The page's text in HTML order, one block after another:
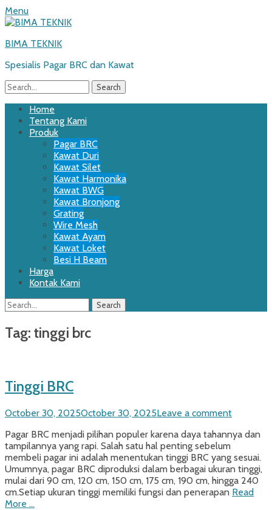
Menu
BIMA TEKNIK
Spesialis Pagar BRC dan Kawat
Search
for:
Primary
Menu
Skip
content
Home
Tentang Kami
Produk
Pagar BRC
Kawat Duri
Kawat Silet
Kawat Harmonika
Kawat BWG
Kawat Bronjong
Grating
Wire Mesh
Kawat Ayam
Kawat Loket
Besi H Beam
Harga
Kontak Kami
Search
Search
for:
Tag: tinggi brc
Tinggi BRC
Posted
October 30, 2025October 30, 2025Leave a comment
Pagar BRC menjadi pilihan populer karena daya tahannya dan
tampilannya yang rapi. Salah satu hal penting sebelum
membeli pagar ini adalah menentukan tinggi BRC yang sesuai.
Umumnya, pagar BRC diproduksi dalam berbagai ukuran tinggi,
mulai dari 90 cm, 120 cm, 150 cm, 175 cm, 190 cm, hingga 240
cm.Setiap ukuran tinggi memiliki fungsi dan penerapan Read
More …